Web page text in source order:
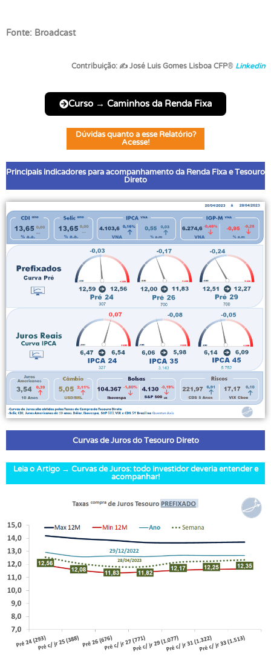
Fonte: Broadcast
Contribuição: ✍ José Luis Gomes Lisboa CFP® Linkedin
Curso → Caminhos da Renda Fixa
Dúvidas quanto a esse Relatório?
Acesse!
Principais indicadores para acompanhamento da Renda Fixa e Tesouro
Direto
Curvas de Juros do Tesouro Direto
Leia o Artigo → Curvas de Juros: todo investidor deveria entender e
acompanhar!